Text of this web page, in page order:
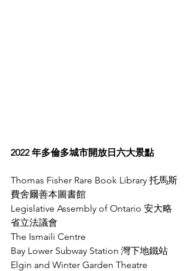
2022 年多倫多城市開放日六大景點
Thomas Fisher Rare Book Library 托馬斯
費舍爾善本圖書館
Legislative Assembly of Ontario 安大略
省立法議會
The Ismaili Centre
Bay Lower Subway Station 灣下地鐵站
Elgin and Winter Garden Theatre